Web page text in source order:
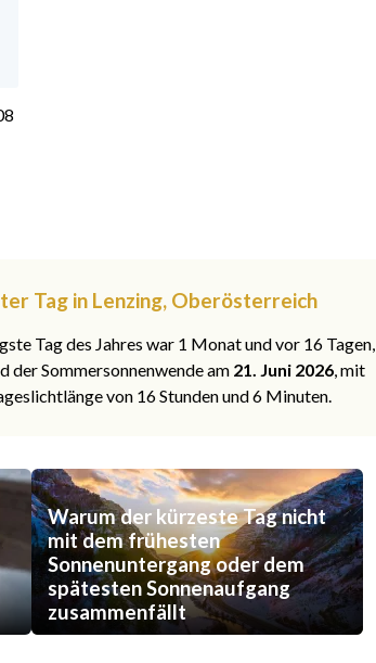
Tag in Lenzing, Oberösterreich
Tag des Jahres war 1 Monat und vor 16 Tagen,
der Sommersonnenwende am 21. Juni 2026, mit
von 16 Stunden und 6 Minuten.
Warum der kürzeste Tag nicht
mit dem frühesten
Sonnenuntergang oder dem
spätesten Sonnenaufgang
zusammenfällt